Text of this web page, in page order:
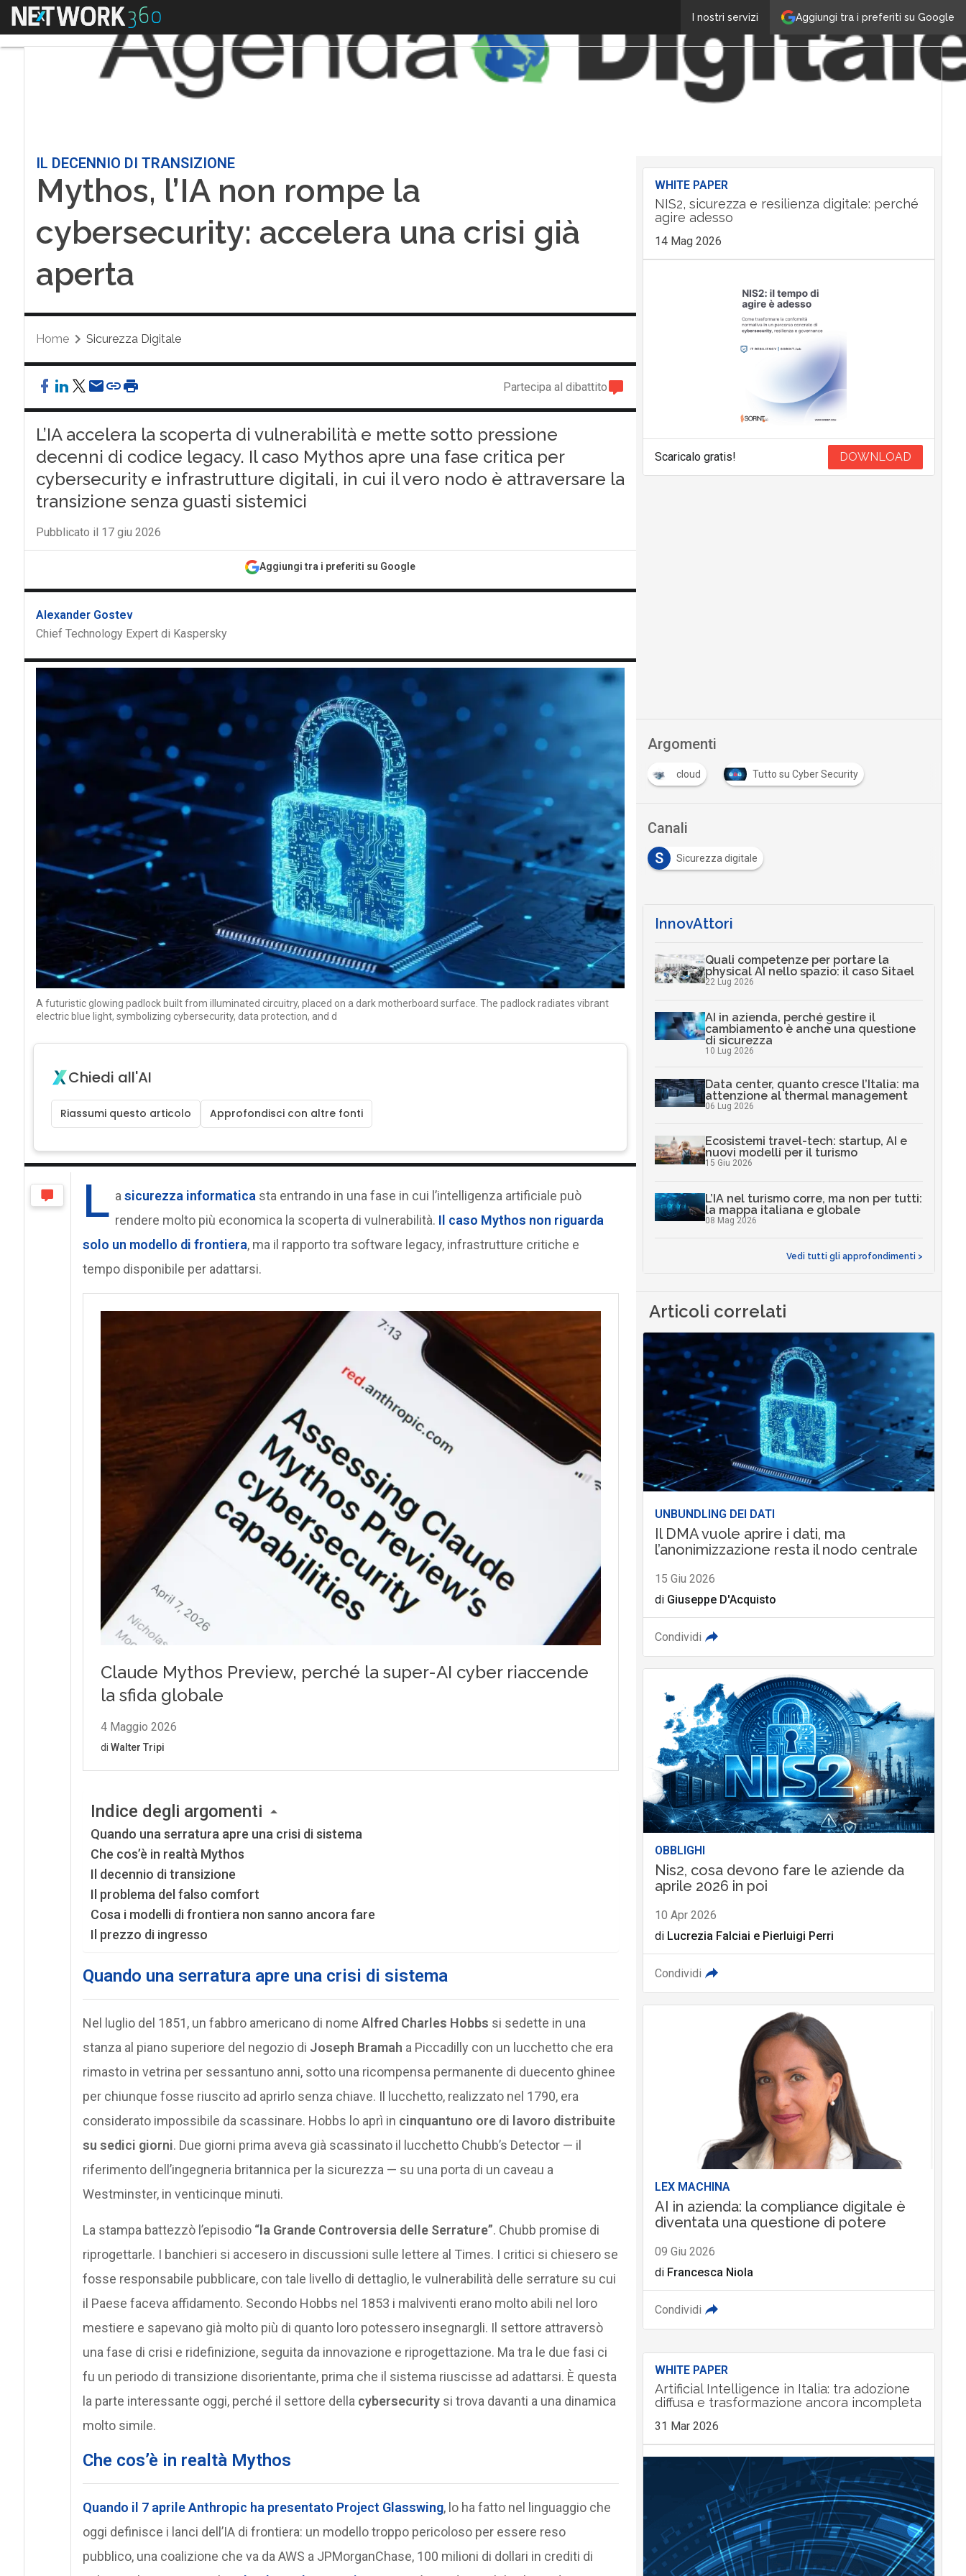
Aggiungi tra i preferiti su Google
I nostri servizi
Menu
IL DECENNIO DI TRANSIZIONE
Mythos, l’IA non rompe la
cybersecurity: accelera una crisi già
aperta
Home Sicurezza Digitale
Partecipa al dibattito
L’IA accelera la scoperta di vulnerabilità e mette sotto pressione
decenni di codice legacy. Il caso Mythos apre una fase critica per
cybersecurity e infrastrutture digitali, in cui il vero nodo è attraversare la
transizione senza guasti sistemici
Pubblicato il 17 giu 2026
Aggiungi tra i preferiti su Google
Alexander Gostev
Chief Technology Expert di Kaspersky
A futuristic glowing padlock built from illuminated circuitry, placed on a dark motherboard surface. The padlock radiates vibrant
electric blue light, symbolizing cybersecurity, data protection, and d
Chiedi all'AI
Riassumi questo articolo Approfondisci con altre fonti
L asicurezza informaticasta entrando in una fase in cui l’intelligenza artificiale può
rendere molto più economica la scoperta di vulnerabilità. Il caso Mythos non riguarda
solo un modello di frontiera, ma il rapporto tra software legacy, infrastrutture critiche e
tempo disponibile per adattarsi.
Indice degli argomenti
Quando una serratura apre una crisi di sistema
Che cos’è in realtà Mythos
Il decennio di transizione
Il problema del falso comfort
Cosa i modelli di frontiera non sanno ancora fare
Il prezzo di ingresso
Quando una serratura apre una crisi di sistema
Nel luglio del 1851, un fabbro americano di nome Alfred Charles Hobbs si sedette in una
stanza al piano superiore del negozio di Joseph Bramah a Piccadilly con un lucchetto che era
rimasto in vetrina per sessantuno anni, sotto una ricompensa permanente di duecento ghinee
per chiunque fosse riuscito ad aprirlo senza chiave. Il lucchetto, realizzato nel 1790, era
considerato impossibile da scassinare. Hobbs lo aprì in cinquantuno ore di lavoro distribuite
su sedici giorni. Due giorni prima aveva già scassinato il lucchetto Chubb’s Detector — il
riferimento dell’ingegneria britannica per la sicurezza — su una porta di un caveau a
Westminster, in venticinque minuti.
La stampa battezzò l’episodio “la Grande Controversia delle Serrature”. Chubb promise di
riprogettarle. I banchieri si accesero in discussioni sulle lettere al Times. I critici si chiesero se
fosse responsabile pubblicare, con tale livello di dettaglio, le vulnerabilità delle serrature su cui
il Paese faceva affidamento. Secondo Hobbs nel 1853 i malviventi erano molto abili nel loro
mestiere e sapevano già molto più di quanto loro potessero insegnargli. Il settore attraversò
una fase di crisi e ridefinizione, seguita da innovazione e riprogettazione. Ma tra le due fasi ci
fu un periodo di transizione disorientante, prima che il sistema riuscisse ad adattarsi. È questa
la parte interessante oggi, perché il settore della cybersecuritysi trova davanti a una dinamica
molto simile.
Che cos’è in realtà Mythos
Quando il 7 aprile Anthropic ha presentato Project Glasswing, lo ha fatto nel linguaggio che
oggi definisce i lanci dell’IA di frontiera: un modello troppo pericoloso per essere reso
pubblico, una coalizione che va da AWS a JPMorganChase, 100 milioni di dollari in crediti di
WHITE PAPER
NIS2, sicurezza e resilienza digitale: perché
agire adesso
14 Mag 2026
Scaricalo gratis! DOWNLOAD
Argomenti
cloud Tutto su Cyber Security
Canali
S
Sicurezza digitale
InnovAttori
Quali competenze per portare la
physical AI nello spazio: il caso Sitael
22 Lug 2026
AI in azienda, perché gestire il
cambiamento è anche una questione
di sicurezza
10 Lug 2026
Data center, quanto cresce l’Italia: ma
attenzione al thermal management
06 Lug 2026
Ecosistemi travel-tech: startup, AI e
nuovi modelli per il turismo
15 Giu 2026
L’IA nel turismo corre, ma non per tutti:
la mappa italiana e globale
08 Mag 2026
Vedi tutti gli approfondimenti >
Articoli correlati
UNBUNDLING DEI DATI
Il DMA vuole aprire i dati, ma
l’anonimizzazione resta il nodo centrale
15 Giu 2026
di Giuseppe D'Acquisto
Condividi
OBBLIGHI
Nis2, cosa devono fare le aziende da
aprile 2026 in poi
10 Apr 2026
di Lucrezia Falciai e Pierluigi Perri
Condividi
LEX MACHINA
AI in azienda: la compliance digitale è
diventata una questione di potere
09 Giu 2026
di Francesca Niola
Condividi
WHITE PAPER
Artificial Intelligence in Italia: tra adozione
diffusa e trasformazione ancora incompleta
31 Mar 2026